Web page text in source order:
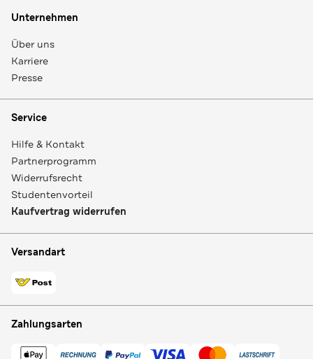
Unternehmen
Über uns
Karriere
Presse
Service
Hilfe & Kontakt
Partnerprogramm
Widerrufsrecht
Studentenvorteil
Kaufvertrag widerrufen
Versandart
Zahlungsarten